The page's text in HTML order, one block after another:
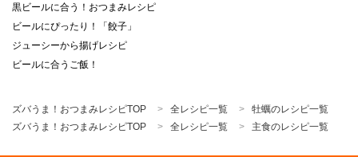
黒ビールに合う！おつまみレシピ
ビールにぴったり！「餃子」
ジューシーから揚げレシピ
ビールに合うご飯！
ズバうま！おつまみレシピTOP 全レシピ一覧
牡蠣のレシピ一覧
ズバうま！おつまみレシピTOP
全レシピ一覧 主食のレシピ一覧